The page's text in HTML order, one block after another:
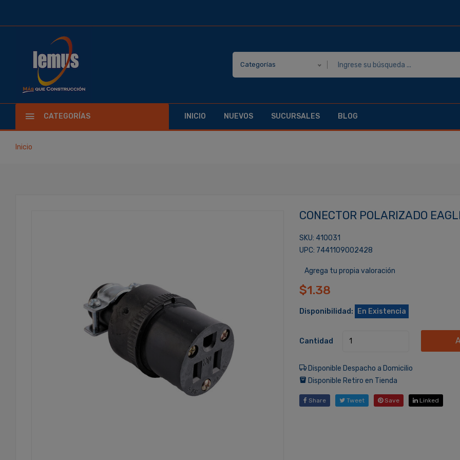
Categorías
CATEGORÍAS INICIO NUEVOS SUCURSALES BLOG
Inicio
CONECTOR POLARIZADO
SKU: 410031
UPC: 7441109002428
Agrega tu propia valoración
$1.38
Disponibilidad: En Existencia
Cantidad
Disponible Despacho a Domicilio
Disponible Retiro en Tienda
Share Tweet Save Linked